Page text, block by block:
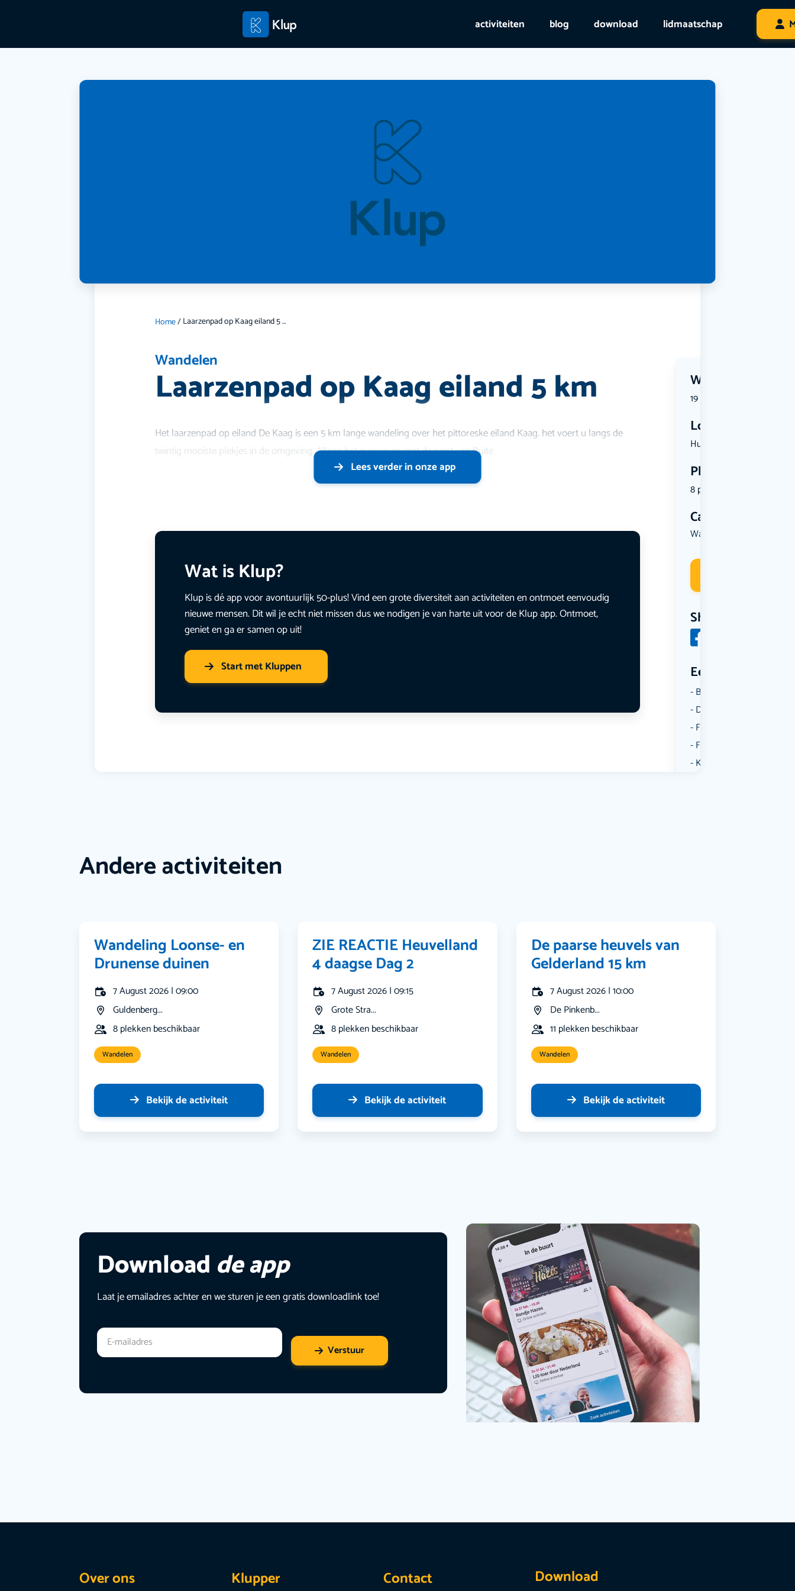
activiteiten blog download lidmaatschap
Home/ Laarzenpad op Kaag eiland 5 km
Wandelen
Laarzenpad op Kaag eiland 5 km Wanneer?
19 July 2026 | 13:30
Locatie
Huigsloter...
Plekken
8 plekken beschikbaar
Categorie
Wandelen
Share
Een aantal
Borrelen
Dansen
Fietsen
Film
Kunst & Cultuur
Het laarzenpad op eiland De Kaag is een 5 km lange wandeling over het pittoreske eiland Kaag. het voert u langs de
twintig mooiste plekjes in de omgeving. Alleen het overvaren met de pont van Buite
Lees verder in onze app
Wat is Klup?
Klup is dé app voor avontuurlijk 50-plus! Vind een grote diversiteit aan activiteiten en ontmoet eenvoudig
nieuwe mensen. Dit wil je echt niet missen dus we nodigen je van harte uit voor de Klup app. Ontmoet,
geniet en ga er samen op uit!
Start met Kluppen
Andere activiteiten
Wandeling Loonse- en
Drunense duinen
7 August 2026 | 09:00
Guldenberg...
8 plekken beschikbaar
Wandelen
Bekijk de activiteit
ZIE REACTIE Heuvelland
4 daagse Dag 2
7 August 2026 | 09:15
Grote Stra...
8 plekken beschikbaar
Wandelen
Bekijk de activiteit
De paarse heuvels van
Gelderland 15 km
7 August 2026 | 10:00
De Pinkenb...
11 plekken beschikbaar
Wandelen
Bekijk de activiteit
Download de app
Laat je emailadres achter en we sturen je een gratis downloadlink toe!
Verstuur
Over ons Klupper Contact Download